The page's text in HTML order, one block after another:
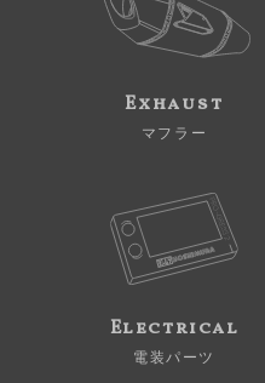
Exhaust
マフラー
Electrical
電装パーツ